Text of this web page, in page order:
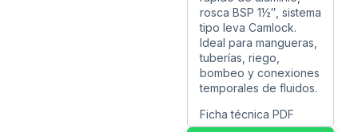
rosca BSP 1½″, sistema
tipo leva Camlock.
Ideal para mangueras,
tuberías, riego,
bombeo y conexiones
temporales de fluidos.
Ficha técnica PDF